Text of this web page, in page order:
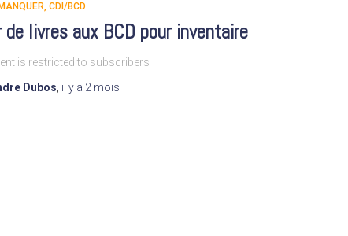
CDI/BCD
de livres aux BCD pour inventaire
is restricted to subscribers
Dubos il y a 2 mois